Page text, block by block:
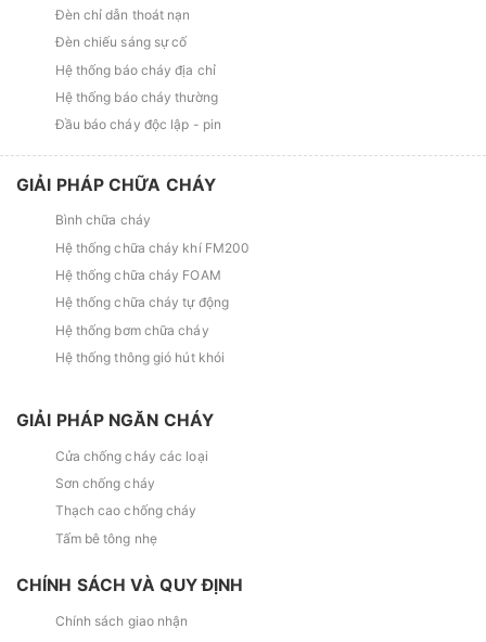
Đèn chỉ dẫn thoát nạn
Đèn chiếu sáng sự cố
Hệ thống báo cháy địa chỉ
Hệ thống báo cháy thường
Đầu báo cháy độc lập - pin
GIẢI PHÁP CHỮA CHÁY
Bình chữa cháy
Hệ thống chữa cháy khí FM200
Hệ thống chữa cháy FOAM
Hệ thống chữa cháy tự động
Hệ thống bơm chữa cháy
Hệ thống thông gió hút khói
GIẢI PHÁP NGĂN CHÁY
Cửa chống cháy các loại
Sơn chống cháy
Thạch cao chống cháy
Tấm bê tông nhẹ
CHÍNH SÁCH VÀ QUY ĐỊNH
Chính sách giao nhận